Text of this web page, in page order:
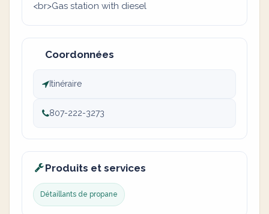
<br>Gas station with diesel
Coordonnées
Itinéraire
807-222-3273
Produits et services
Détaillants de propane